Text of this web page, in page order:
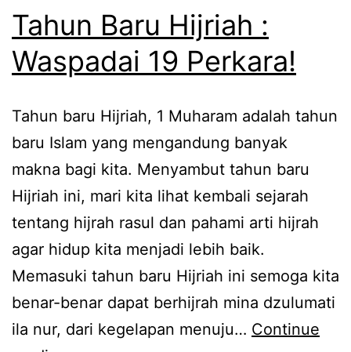
Tahun Baru Hijriah :
Waspadai 19 Perkara!
Tahun baru Hijriah, 1 Muharam adalah tahun
baru Islam yang mengandung banyak
makna bagi kita. Menyambut tahun baru
Hijriah ini, mari kita lihat kembali sejarah
tentang hijrah rasul dan pahami arti hijrah
agar hidup kita menjadi lebih baik.
Memasuki tahun baru Hijriah ini semoga kita
benar-benar dapat berhijrah mina dzulumati
ila nur, dari kegelapan menuju… Continue